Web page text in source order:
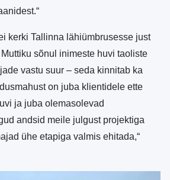
kerki Tallinna lähiümbrusesse just
sõnul inimeste huvi taoliste
vastu suur – seda kinnitab ka
on juba klientidele ette
ja juba olemasolevad
andsid meile julgust projektiga
ühe etapiga valmis ehitada,“